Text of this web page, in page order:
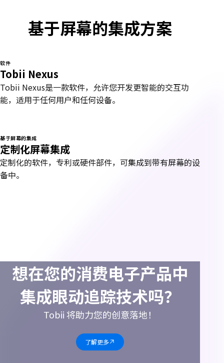
基于屏幕的集成方案
软件
Tobii Nexus
Tobii Nexus是一款软件，允许您开发更智能的交互功
能，适用于任何用户和任何设备。
基于屏幕的集成
定制化屏幕集成
定制化的软件，专利或硬件部件，可集成到带有屏幕的设
备中。
想在您的消费电子产品中
集成眼动追踪技术吗？
Tobii 将助力您的创意落地！
了解更多